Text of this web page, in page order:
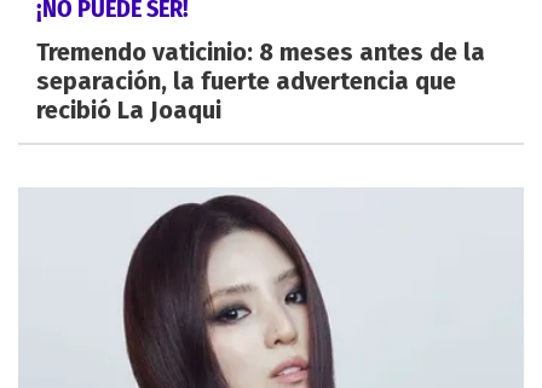
¡NO PUEDE SER!
Tremendo vaticinio: 8 meses antes de la
separación, la fuerte advertencia que
recibió La Joaqui